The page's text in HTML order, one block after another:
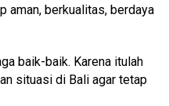
aman, berkualitas, berdaya
baik-baik. Karena itulah
situasi di Bali agar tetap